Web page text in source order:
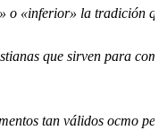
o «inferior» la tradición
que sirven para
tan válidos ocmo